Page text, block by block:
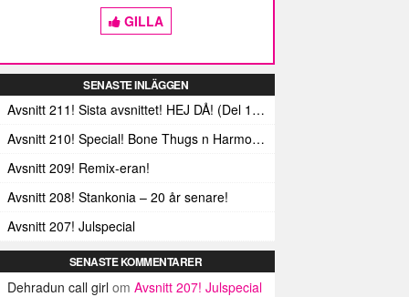
GILLA
SENASTE INLÄGGEN
Avsnitt 211! Sista avsnittet! HEJ DÅ! (Del 1 och 2)
Avsnitt 210! Special! Bone Thugs n Harmonys album E.1999 Eternal
Avsnitt 209! Remix-eran!
Avsnitt 208! Stankonia – 20 år senare!
Avsnitt 207! Julspecial
SENASTE KOMMENTARER
Dehradun call girl om Avsnitt 207! Julspecial